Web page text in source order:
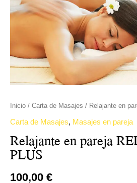
Inicio / Carta de Masajes / Relajante en
Carta de Masajes, Masajes en pareja
Relajante en pareja
PLUS
100,00 €
RELAJANTE